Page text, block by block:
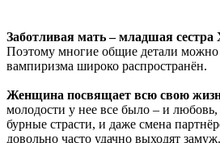
Заботливая мать – младшая
Поэтому многие общие детали можно
вампиризма широко распространён.
Женщина посвящает всю свою
молодости у нее все было – и
бурные страсти, и даже смена
довольно часто удачно выходят